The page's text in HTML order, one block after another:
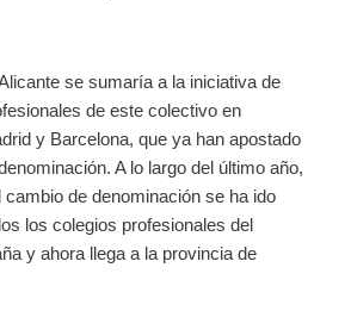
se sumaría a la iniciativa de
de este colectivo en
y Barcelona, que ya han apostado
A lo largo del último año,
cambio de denominación se ha ido
los colegios profesionales del
y ahora llega a la provincia de